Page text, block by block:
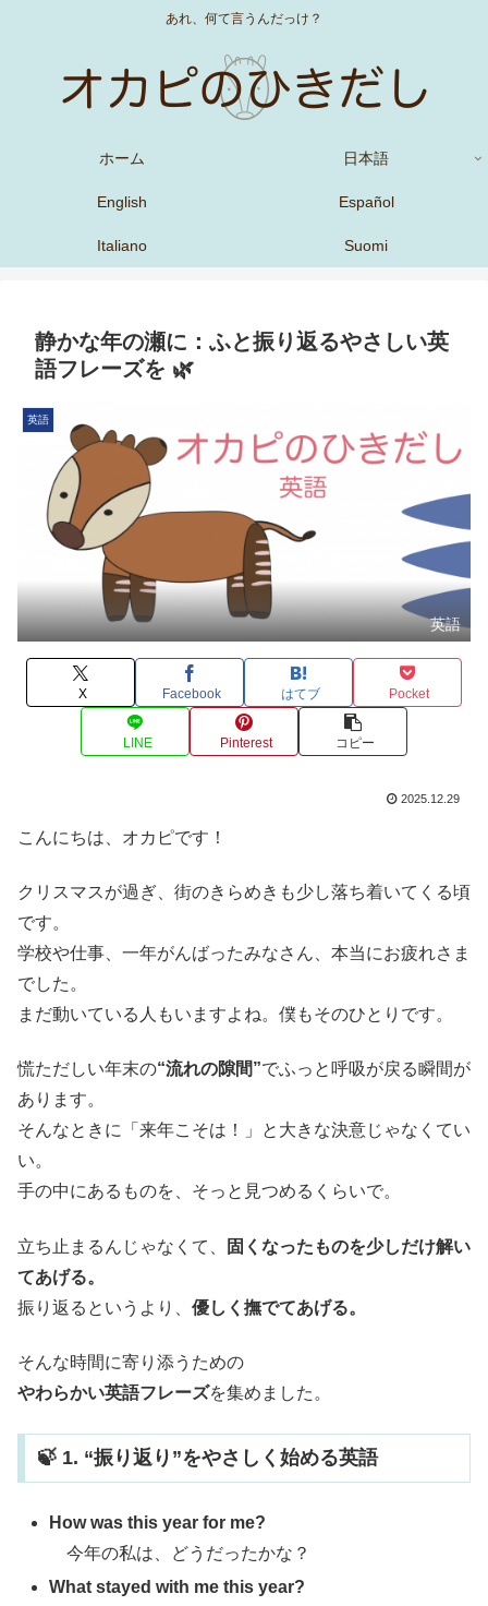
あれ、何て言うんだっけ？
ホーム 日本語
English Español
Italiano Suomi
静かな年の瀬に：ふと振り返るやさしい英
語フレーズを 🌿
英語
英語
X Facebook はてブ Pocket
LINE Pinterest コピー
2025.12.29
こんにちは、オカピです！
クリスマスが過ぎ、街のきらめきも少し落ち着いてくる頃
です。
学校や仕事、一年がんばったみなさん、本当にお疲れさま
でした。
まだ動いている人もいますよね。僕もそのひとりです。
慌ただしい年末の“流れの隙間”でふっと呼吸が戻る瞬間が
あります。
そんなときに「来年こそは！」と大きな決意じゃなくてい
い。
手の中にあるものを、そっと見つめるくらいで。
立ち止まるんじゃなくて、
固くなったものを少しだけ解い
てあげる。
振り返るというより、 優しく撫でてあげる。
そんな時間に寄り添うための
やわらかい英語フレーズを集めました。
🍃 1. “振り返り”をやさしく始める英語
How was this year for me?
今年の私は、どうだったかな？
What stayed with me this year?